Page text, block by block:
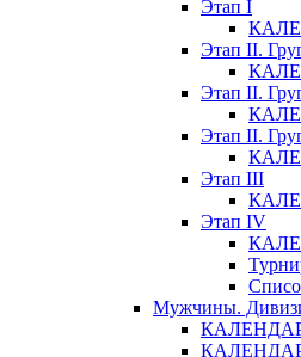
Этап I
Этап II.
Этап II.
Этап II.
Этап III
Этап IV
Мужчины.